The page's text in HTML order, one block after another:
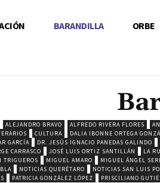
BARANDILLA ORBE
ALEJANDRO BRAVO ALFREDO RIVERA FLORES
CULTURA DALIA IBONNE ORTEGA
GARCÍA DR. JESÚS IGNACIO PANEDAS GALINDO
CARRASCO JOSÉ LUIS ORTIZ SANTILLÁN LA
TRIGUEROS MIGUEL AMARO MIGUEL ÁNGEL
NOTICIAS QUERÉTARO NOTICIAS SAN LUIS
PATRICIA GONZÁLEZ LÓPEZ PRISCILIANO